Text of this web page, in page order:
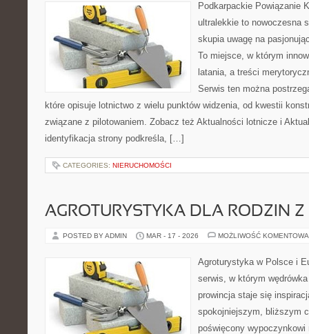
Podkarpackie Powiązanie
ultralekkie to nowoczesna
skupia uwagę na
To miejsce, w którym
latania, a treści
Serwis ten można
które opisuje lotnictwo z wielu punktów widzenia, od kwestii
związane z pilotowaniem. Zobacz też Aktualności lotnicze i
identyfikacja strony podkreśla, […]
CATEGORIES: NIERUCHOMOŚCI
AGROTURYSTYKA DLA RODZIN
POSTED BY ADMIN MAR - 17 - 2026 MOŻLIWOŚĆ
Agroturystyka w Polsce i
serwis, w którym
prowincja staje się
spokojniejszym, bliższym
poświęcony wypoczynkowi